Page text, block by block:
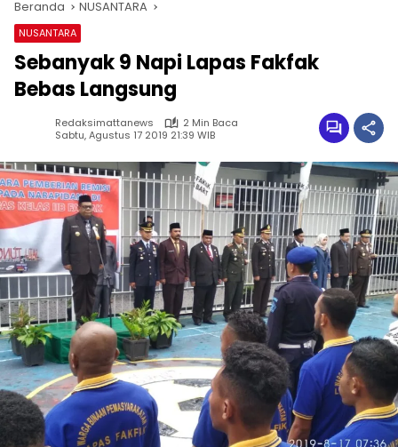
Beranda NUSANTARA
NUSANTARA
Sebanyak 9 Napi Lapas Fakfak
Bebas Langsung
Redaksimattanews
2 Min Baca
Sabtu, Agustus 17 2019 21:39 WIB